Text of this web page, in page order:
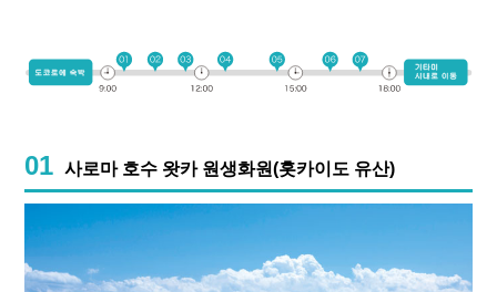
01 사로마 호수 왓카 원생화원(홋카이도 유산)